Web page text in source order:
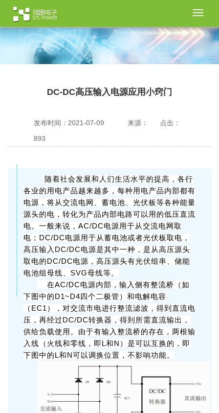
切
导
航
DC-DC高压输入电源应用小窍门
发布时间：2021-07-09 来源：
点击：
893
随着社会发展和人们生活水平的提高，各行
各业的用电产品越来越多，每种用电产品内部都有
电源，将从交流电网、蓄电池、光伏板等各种能量
源头的电，转化为产品内部电路可以用的低压直流
电。一般来说，AC/DC电源用于从交流电网取
电；DC/DC电源用于从蓄电池或者光伏板取电，
高压输入DC/DC电源是其中一种，是从高压源头
取电的DC/DC电源，高压源头有光伏组串、储能
电池组母线、SVG母线等。
在AC/DC电源内部，输入侧有整流桥（如
下图中的D1~D4四个二极管）和电解电容
（EC1），对交流市电进行整流滤波，得到直流电
压，再经过DC/DC转换器，得到所需直流输出，
供给负载使用。由于有输入整流桥的存在，两根输
入线（火线和零线，即L和N）是可以互换的，即
下图中的L和N可以调换位置，不影响功能。